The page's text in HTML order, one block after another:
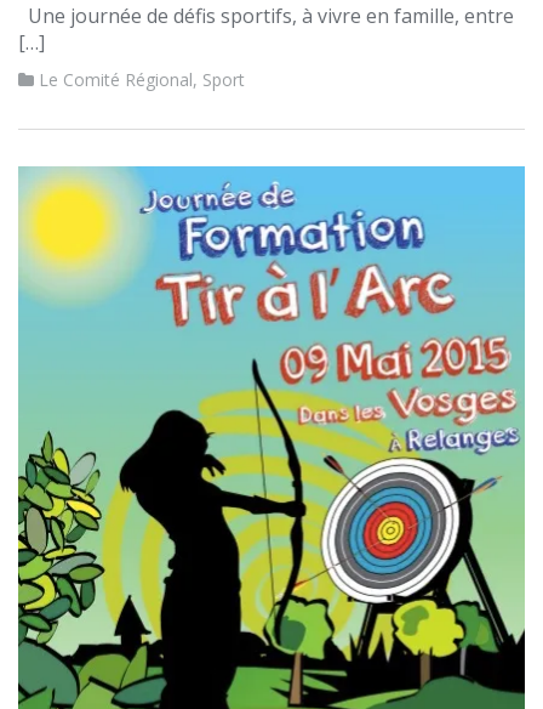
Une journée de défis sportifs, à vivre en famille, entre
[…]
Le Comité Régional, Sport